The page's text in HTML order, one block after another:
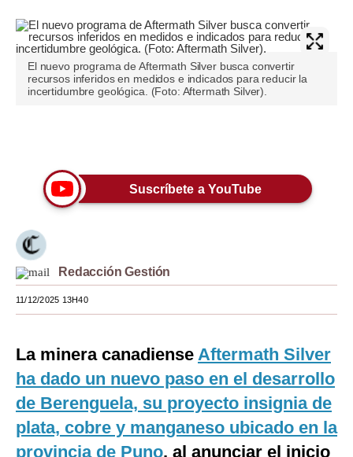
Pregunta de hoy
Blogs
Tendencias
Moda
Mundo
EEUU
México
España
Internacional
Tecnología
El nuevo programa de Aftermath Silver busca convertir
recursos inferidos en medidos e indicados para reducir la
incertidumbre geológica. (Foto: Aftermath Silver).
Suscríbete a YouTube
Redacción Gestión
11/12/2025 13H40
La minera canadiense Aftermath Silver
ha dado un nuevo paso en el desarrollo
de Berenguela, su proyecto insignia de
plata, cobre y manganeso ubicado en la
provincia de Puno, al anunciar el inicio